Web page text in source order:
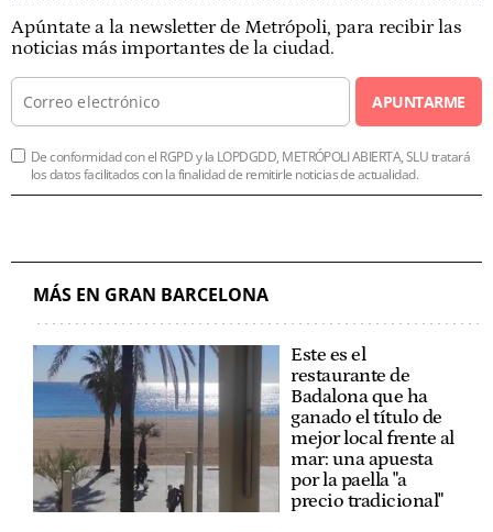
Apúntate a la newsletter de Metrópoli, para recibir las
noticias más importantes de la ciudad.
APUNTARME
De conformidad con el RGPD y la LOPDGDD, METRÓPOLI ABIERTA, SLU tratará
los datos facilitados con la finalidad de remitirle noticias de actualidad.
MÁS EN GRAN BARCELONA
Este es el
restaurante de
Badalona que ha
ganado el título de
mejor local frente al
mar: una apuesta
por la paella "a
precio tradicional"